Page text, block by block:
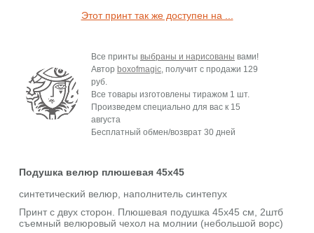
Этот принт так же доступен на ...
Все принты выбраны и нарисованы вами!
Автор boxofmagic, получит с продажи 129
руб.
Все товары изготовлены тиражом 1 шт.
Произведем специально для вас к 15
августа
Бесплатный обмен/возврат 30 дней
Подушка велюр плюшевая 45х45
синтетический велюр, наполнитель синтепух
Принт с двух сторон. Плюшевая подушка 45х45 см, 2штб
съемный велюровый чехол на молнии (небольшой ворс)